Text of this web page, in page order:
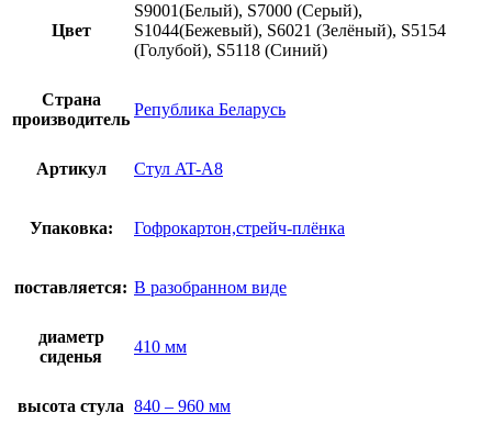
Цвет
S9001(Белый), S7000 (Серый),
S1044(Бежевый), S6021 (Зелёный), S5154
(Голубой), S5118 (Синий)
Страна
производитель
Република Беларусь
Артикул Стул AT-A8
Упаковка: Гофрокартон,стрейч-плёнка
поставляется: В разобранном виде
диаметр
сиденья
410 мм
высота стула 840 – 960 мм